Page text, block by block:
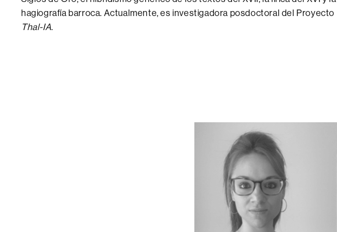
hagiografía barroca. Actualmente, es investigadora posdoctoral del Proyecto
Thal-IA.